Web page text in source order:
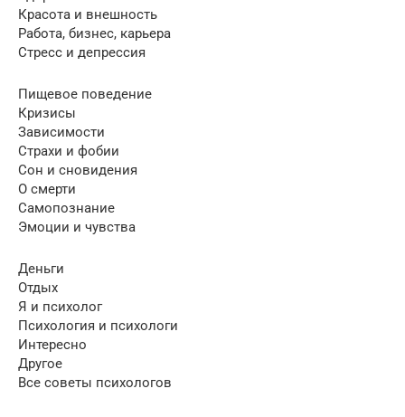
Красота и внешность
Работа, бизнес, карьера
Стресс и депрессия
Пищевое поведение
Кризисы
Зависимости
Страхи и фобии
Сон и сновидения
О смерти
Самопознание
Эмоции и чувства
Деньги
Отдых
Я и психолог
Психология и психологи
Интересно
Другое
Все советы психологов